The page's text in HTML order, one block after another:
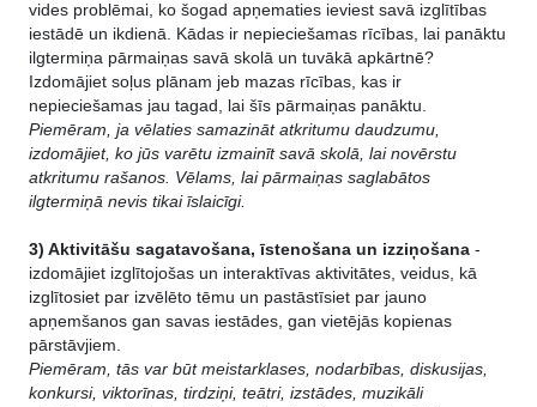
vides problēmai, ko šogad apņematies ieviest savā izglītības
iestādē un ikdienā. Kādas ir nepieciešamas rīcības, lai panāktu
ilgtermiņa pārmaiņas savā skolā un tuvākā apkārtnē?
Izdomājiet soļus plānam jeb mazas rīcības, kas ir
nepieciešamas jau tagad, lai šīs pārmaiņas panāktu.
Piemēram, ja vēlaties samazināt atkritumu daudzumu,
izdomājiet, ko jūs varētu izmainīt savā skolā, lai novērstu
atkritumu rašanos. Vēlams, lai pārmaiņas saglabātos
ilgtermiņā nevis tikai īslaicīgi.
3) Aktivitāšu sagatavošana, īstenošana un izziņošana -
izdomājiet izglītojošas un interaktīvas aktivitātes, veidus, kā
izglītosiet par izvēlēto tēmu un pastāstīsiet par jauno
apņemšanos gan savas iestādes, gan vietējās kopienas
pārstāvjiem.
Piemēram, tās var būt meistarklases, nodarbības, diskusijas,
konkursi, viktorīnas, tirdziņi, teātri, izstādes, muzikāli